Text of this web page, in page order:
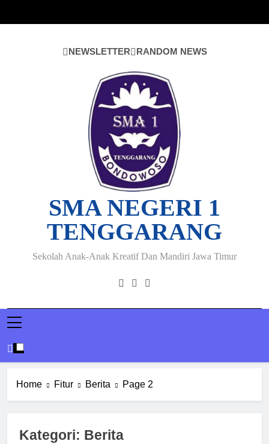
NEWSLETTER
RANDOM NEWS
SMA NEGERI 1
TENGGARANG
Sekolah Anak-Anak Kreatif Dan Mandiri Jawa Timur
Home Fitur Berita Page 2
Kategori: Berita